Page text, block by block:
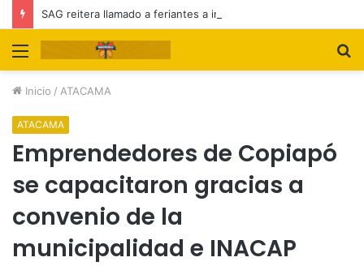
Menú
Inicio / ATACAMA
ATACAMA
Emprendedores de Copiapó
se capacitaron gracias a
convenio de la
municipalidad e INACAP